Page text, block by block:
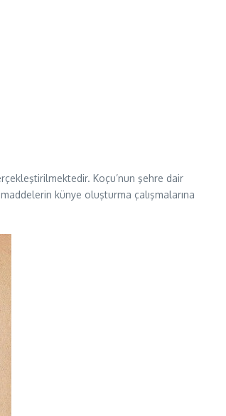
Koçu’nun şehre dair
künye oluşturma çalışmalarına